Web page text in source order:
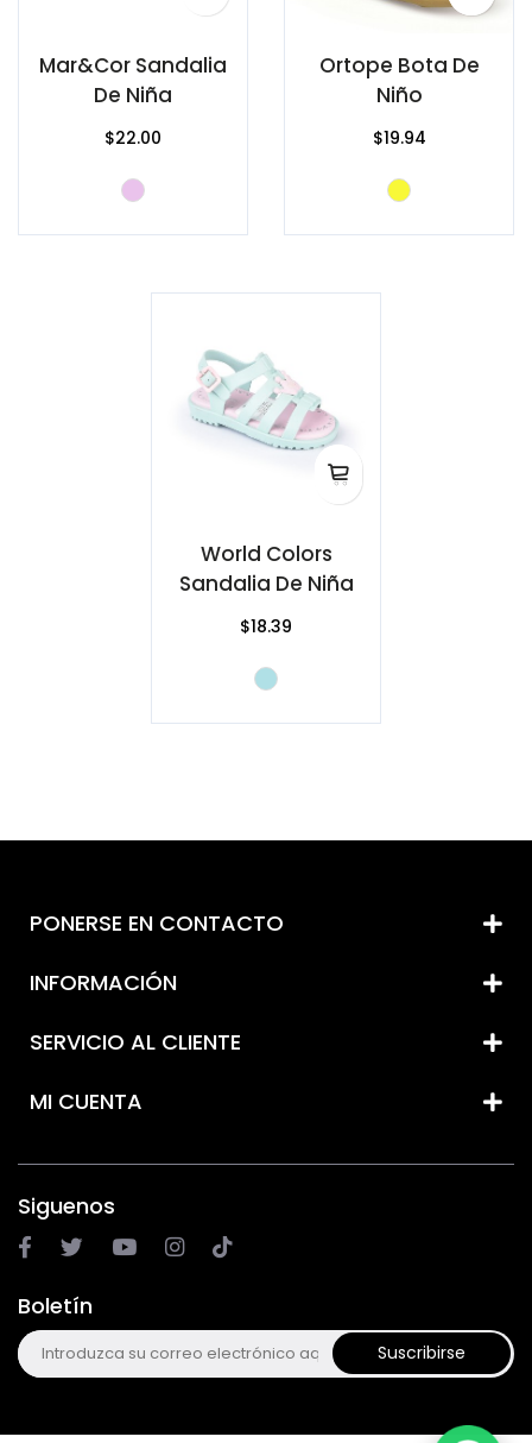
Mar&Cor Sandalia
De Niña
$22.00
Ortope Bota De
Niño
$19.94
World Colors
Sandalia De Niña
$18.39
PONERSE EN CONTACTO
INFORMACIÓN
SERVICIO AL CLIENTE
MI CUENTA
Siguenos
Boletín
Suscribirse